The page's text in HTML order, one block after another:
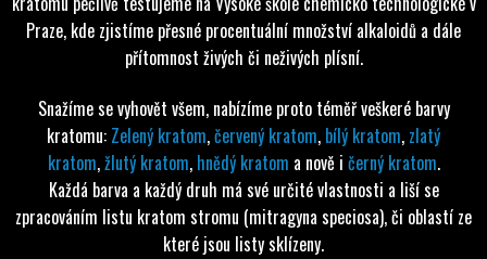
Praze, kde zjistíme přesné procentuální množství alkaloidů a dále
přítomnost živých či neživých plísní.
Snažíme se vyhovět všem, nabízíme proto téměř veškeré barvy
kratomu: Zelený kratom,červený kratom, bílý kratom, zlatý
kratom,žlutý kratom, hnědý kratom a nově i černý kratom.
Každá barva a každý druh má své určité vlastnosti a liší se
zpracováním listu kratom stromu (mitragyna speciosa), či oblastí ze
které jsou listy sklízeny.